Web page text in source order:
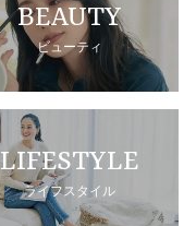
BEAUTY
ビューティ
LIFESTYLE
ライフスタイル